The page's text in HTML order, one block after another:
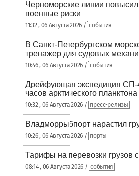
Черноморские линии
военные риски
11:32 , 06 Августа 2026 / события
В Санкт-Петербургском
тренажер для судовых
10:46 , 06 Августа 2026 / события
Дрейфующая экспедиция СП-
часов арктического
10:32 , 06 Августа 2026 / пресс-релизы
Владморрыбпорт нарастил
10:26 , 06 Августа 2026 / порты
Тарифы на перевозки грузов
08:14 , 06 Августа 2026 / события